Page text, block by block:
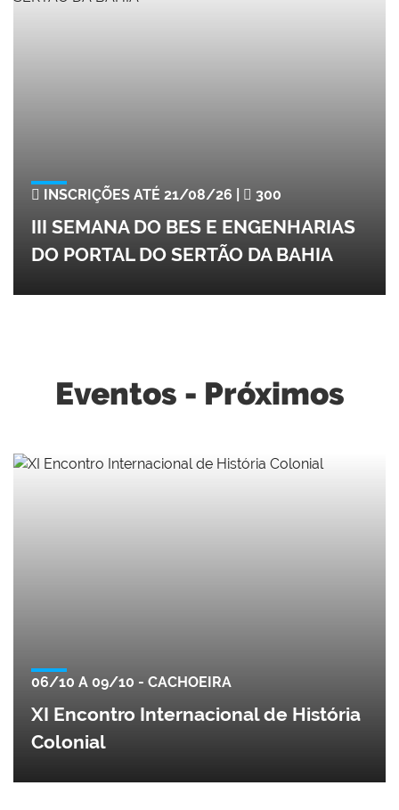
INSCRIÇÕES ATÉ 21/08/26 | 300
III SEMANA DO BES E ENGENHARIAS
DO PORTAL DO SERTÃO DA BAHIA
Eventos - Próximos
06/10 A 09/10 - CACHOEIRA
XI Encontro Internacional de História
Colonial